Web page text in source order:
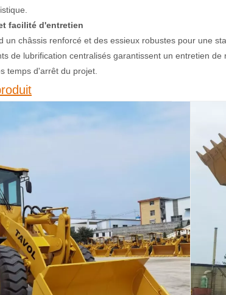
facilité d'entretien
un châssis renforcé et des essieux robustes pour une
de lubrification centralisés garantissent un entretien
temps d'arrêt du projet.